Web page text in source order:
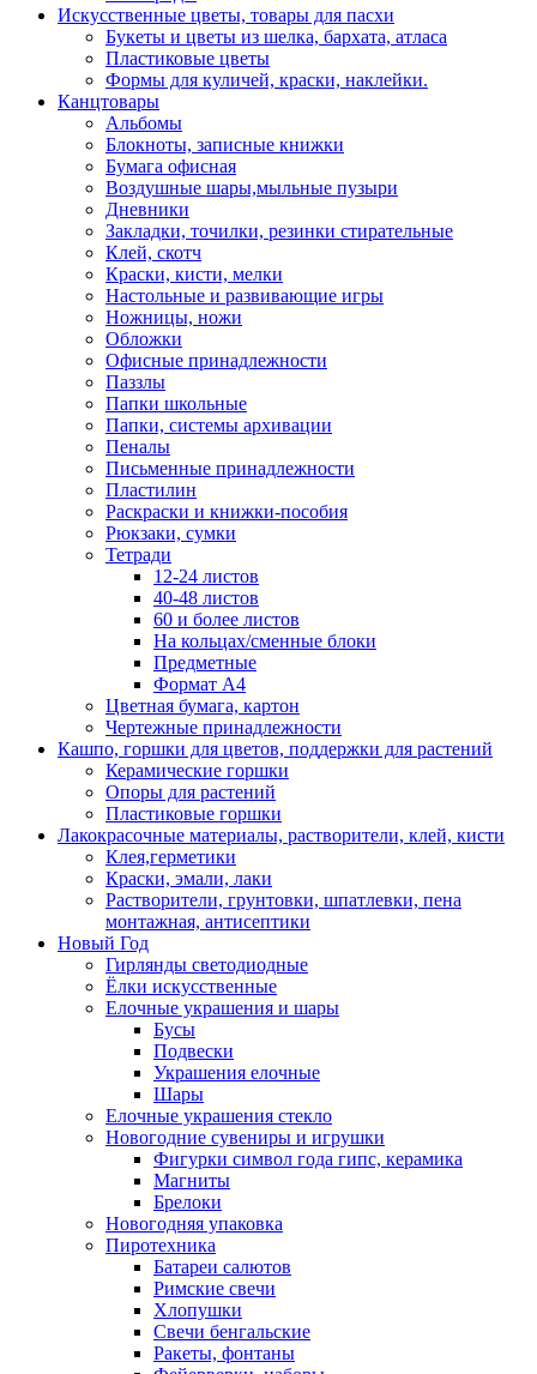
Искусственные цветы, товары для пасхи
Букеты и цветы из шелка, бархата, атласа
Пластиковые цветы
Формы для куличей, краски, наклейки.
Канцтовары
Альбомы
Блокноты, записные книжки
Бумага офисная
Воздушные шары,мыльные пузыри
Дневники
Закладки, точилки, резинки стирательные
Клей, скотч
Краски, кисти, мелки
Настольные и развивающие игры
Ножницы, ножи
Обложки
Офисные принадлежности
Паззлы
Папки школьные
Папки, системы архивации
Пеналы
Письменные принадлежности
Пластилин
Раскраски и книжки-пособия
Рюкзаки, сумки
Тетради
12-24 листов
40-48 листов
60 и более листов
На кольцах/сменные блоки
Предметные
Формат А4
Цветная бумага, картон
Чертежные принадлежности
Кашпо, горшки для цветов, поддержки для растений
Керамические горшки
Опоры для растений
Пластиковые горшки
Лакокрасочные материалы, растворители, клей, кисти
Клея,герметики
Краски, эмали, лаки
Растворители, грунтовки, шпатлевки, пена
монтажная, антисептики
Новый Год
Гирлянды светодиодные
Ёлки искусственные
Елочные украшения и шары
Бусы
Подвески
Украшения елочные
Шары
Елочные украшения стекло
Новогодние сувениры и игрушки
Фигурки символ года гипс, керамика
Магниты
Брелоки
Новогодняя упаковка
Пиротехника
Батареи салютов
Римские свечи
Хлопушки
Свечи бенгальские
Ракеты, фонтаны